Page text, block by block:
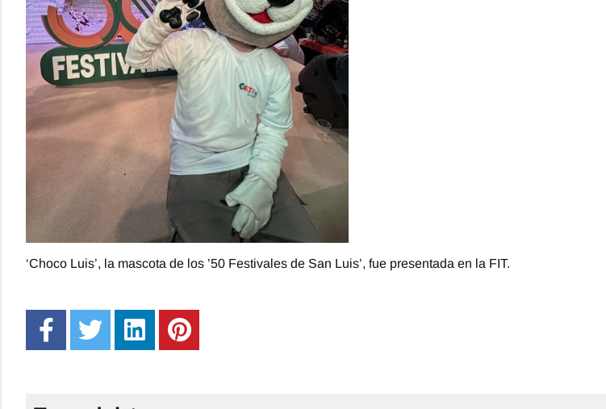
‘Choco Luis’, la mascota de los ’50 Festivales de San Luis’, fue presentada en la FIT.